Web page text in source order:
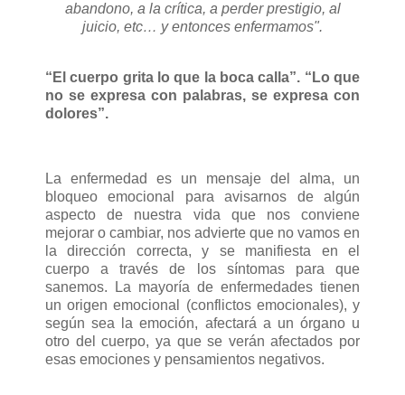
abandono, a la crítica, a perder prestigio, al
juicio, etc… y entonces enfermamos".
“El cuerpo grita lo que la boca calla”. “Lo que
no se expresa con palabras, se expresa con
dolores”.
La enfermedad es un mensaje del alma, un
bloqueo emocional para avisarnos de algún
aspecto de nuestra vida que nos conviene
mejorar o cambiar, nos advierte que no vamos en
la dirección correcta, y se manifiesta en el
cuerpo a través de los síntomas para que
sanemos. La mayoría de enfermedades tienen
un origen emocional (conflictos emocionales), y
según sea la emoción, afectará a un órgano u
otro del cuerpo, ya que se verán afectados por
esas emociones y pensamientos negativos.